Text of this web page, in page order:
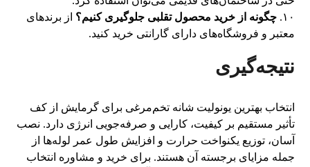
۱۰.
چگونه از خرید محصول تقلبی جلوگیری کنیم؟ از برندهای
معتبر و فروشگاه‌های دارای گارانتی خرید کنید.
نتیجه‌گیری
انتخاب بهترین یونولیت شانه تخم‌مرغی برای گرمایش از کف
تأثیر مستقیم بر کیفیت، کارایی و صرفه‌جویی انرژی دارد. نصب
آسان، توزیع یکنواخت حرارت و افزایش طول عمر لوله‌ها از
جمله مزایای برجسته آن هستند. برای خرید و مشاوره انتخاب